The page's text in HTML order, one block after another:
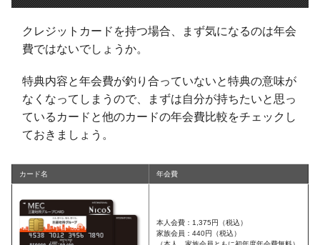
クレジットカードを持つ場合、まず気になるのは年会
費ではないでしょうか。
特典内容と年会費が釣り合っていないと特典の意味が
なくなってしまうので、まずは自分が持ちたいと思っ
ているカードと他のカードの年会費比較をチェックし
ておきましょう。
カード名 年会費
本人会費：1,375円（税込）
家族会員：440円（税込）